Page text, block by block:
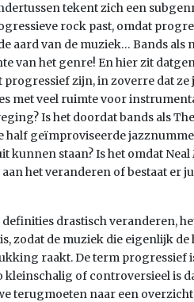
tekent zich een
rock past, omdat
aard van de muziek… Bands
van het genre! En hier zit
progressief zijn, in zoverre dat
met veel ruimte voor
Is het doordat bands als
half geïmproviseerde
kunnen staan? Is het omdat Neal
het veranderen of bestaat er
drastisch veranderen,
zodat de muziek die eigenlijk
raakt. De term progressief
kleinschalig of controversieel is
terugmoeten naar een